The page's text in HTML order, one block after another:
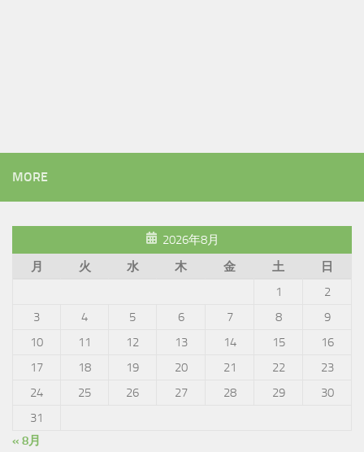
MORE
2026年8月
月
火 水 木 金 土
日
1
2
3
4 5 6 7 8
9
10
11 12 13 14 15
16
17
18 19 20 21 22
23
24
25 26 27 28 29
30
31
« 8月